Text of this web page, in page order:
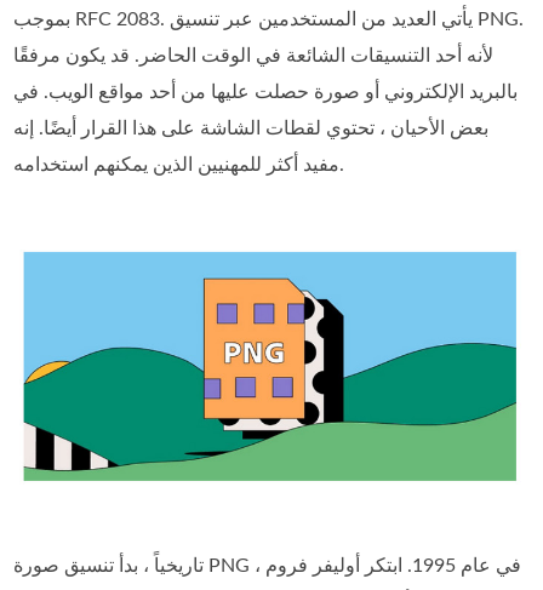
بموجب RFC 2083. يأتي العديد من المستخدمين عبر تنسيق PNG.
لأنه أحد التنسيقات الشائعة في الوقت الحاضر. قد يكون مرفقًا
بالبريد الإلكتروني أو صورة حصلت عليها من أحد مواقع الويب. في
بعض الأحيان ، تحتوي لقطات الشاشة على هذا القرار أيضًا. إنه
مفيد أكثر للمهنيين الذين يمكنهم استخدامه.
تاريخياً ، بدأ تنسيق صورة PNG في عام 1995. ابتكر أوليفر فروم ،